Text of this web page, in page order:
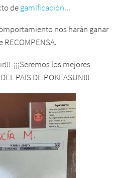
de gamificación...
nos harán ganar
¡¡¡Seremos los mejores
PAIS DE POKEASUN!!!